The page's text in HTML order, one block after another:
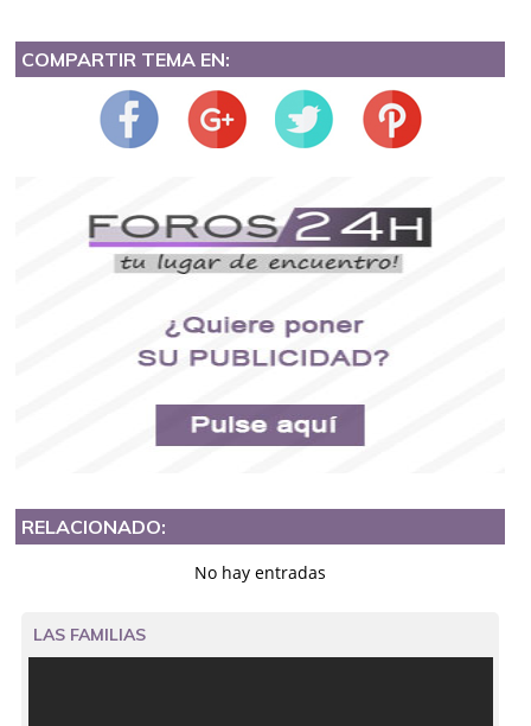
COMPARTIR TEMA EN:
RELACIONADO:
No hay entradas
LAS FAMILIAS